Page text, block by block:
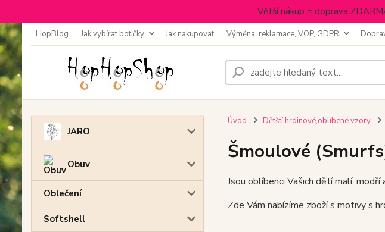
Větší nákup = doprava
HopBlog Jak vybírat botičky Jak nakupovat Výměna, reklamace, VOP, GDPR
JARO
Obuv
Oblečení
Softshell
Úvod Dětští hrdinové,oblíbené vzory
Šmoulové
Jsou oblíbenci Vašich dětí malí,
Zde Vám nabízíme zboží s motivy s